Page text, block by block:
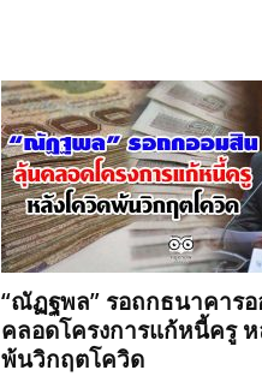
“ณัฏฐพล” รอถกธนาคาร
คลอดโครงการแก้หนี้ครู
พ้นวิกฤตโควิด